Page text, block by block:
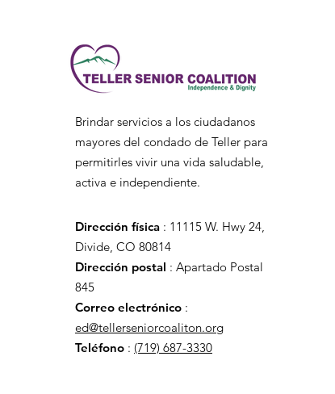
Brindar servicios a los ciudadanos
mayores del condado de Teller para
permitirles vivir una vida saludable,
activa e independiente.
Dirección física : 11115 W. Hwy 24,
Divide, CO 80814
Dirección postal : Apartado Postal
845
Correo electrónico :
ed@tellerseniorcoaliton.org
Teléfono : (719) 687-3330